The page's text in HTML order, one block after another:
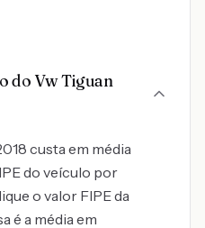
do Vw Tiguan
custa em média
do veículo por
o valor FIPE da
é a média em